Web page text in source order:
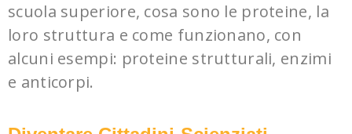
scuola superiore, cosa sono le proteine, la
loro struttura e come funzionano, con
alcuni esempi: proteine strutturali, enzimi
e anticorpi.